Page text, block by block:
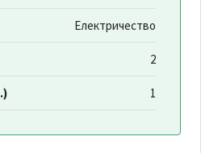
Електричество
2
1